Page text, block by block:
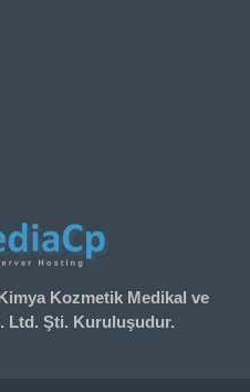
Kozmetik Medikal ve
Ltd. Şti. Kuruluşudur.